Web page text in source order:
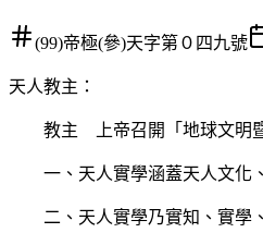
(99)帝極(參)天字第０四九號
天人教主 ：
教主 上帝召開「地球文明暨
一、天人實學涵蓋天人文化、
二、天人實學乃實知、實學、